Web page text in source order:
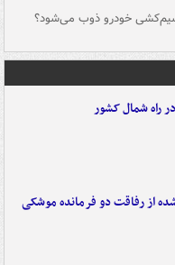
خودرو ذوب می‌شود؟
راه شمال کشور
از رفاقت دو فرمانده‌ موشکی